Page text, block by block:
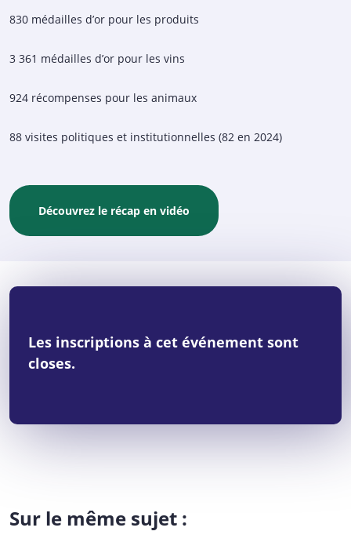
830 médailles d’or pour les produits
3 361 médailles d’or pour les vins
924 récompenses pour les animaux
88 visites politiques et institutionnelles (82 en 2024)
Découvrez le récap en vidéo
Les inscriptions à cet événement sont
closes.
Sur le même sujet :